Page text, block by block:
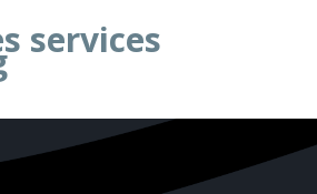
services